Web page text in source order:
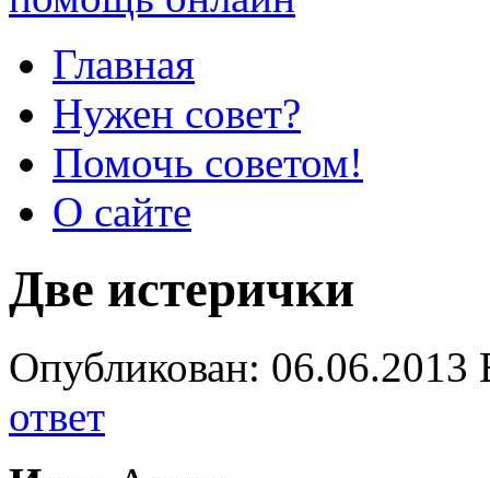
Главная
Нужен совет?
Помочь советом!
О сайте
Две истерички
Опубликован:
ответ